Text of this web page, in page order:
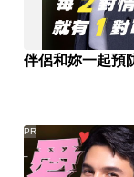
伴侶和妳一起預
PR